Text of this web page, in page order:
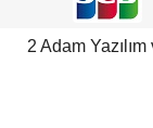
2 Adam